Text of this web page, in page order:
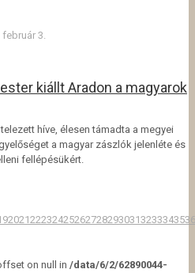
február 3.
kiállt Aradon a magyarok
híve, élesen támadta a megyei
a magyar zászlók jelenléte és
fellépésükért.
2021222324252627282930313233343536
on null in /data/6/2/62890044-